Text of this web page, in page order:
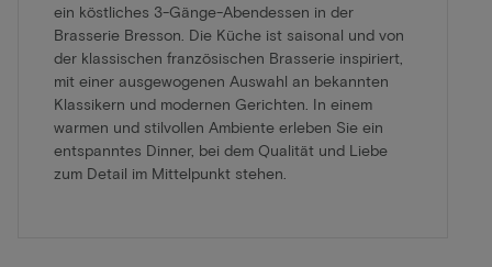
ein köstliches 3-Gänge-Abendessen in der
Brasserie Bresson. Die Küche ist saisonal und von
der klassischen französischen Brasserie inspiriert,
mit einer ausgewogenen Auswahl an bekannten
Klassikern und modernen Gerichten. In einem
warmen und stilvollen Ambiente erleben Sie ein
entspanntes Dinner, bei dem Qualität und Liebe
zum Detail im Mittelpunkt stehen.